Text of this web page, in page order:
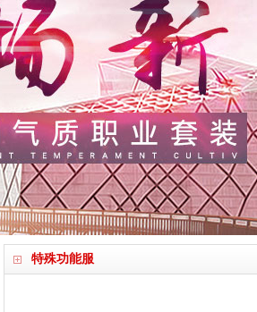
特殊功能服